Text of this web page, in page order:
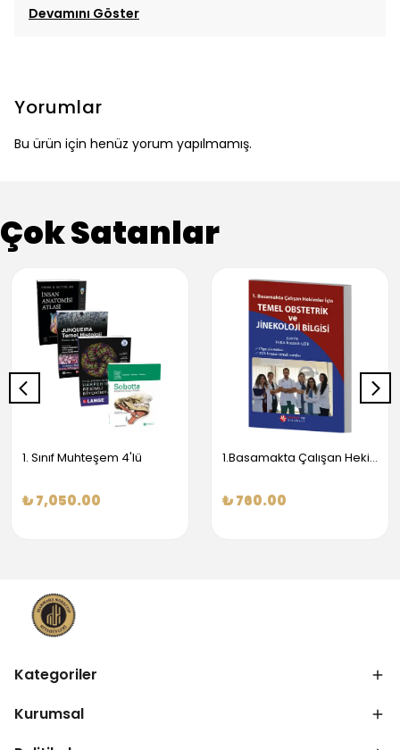
Devamını Göster
Yorumlar
Bu ürün için henüz yorum yapılmamış.
Çok Satanlar
1. Sınıf Muhteşem 4'lü
₺ 7,050.00
1.Basamakta Çalışan Hekimler İçin Temel Obstetrik Ve Jinekoloji Bilgisi
₺ 760.00
Kategoriler
Kurumsal